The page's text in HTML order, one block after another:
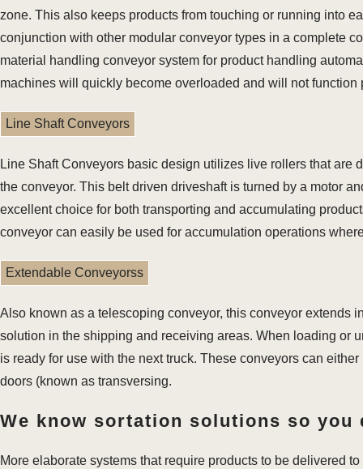
zone. This also keeps products from touching or running into
conjunction with other modular conveyor types in a complete
material handling conveyor system for product handling
machines will quickly become overloaded and will not function
Line Shaft Conveyors
Line Shaft Conveyors basic design utilizes live rollers that are
the conveyor. This belt driven driveshaft is turned by a motor
excellent choice for both transporting and accumulating
conveyor can easily be used for accumulation operations
Extendable Conveyorss
Also known as a telescoping conveyor, this conveyor extends
solution in the shipping and receiving areas. When loading or
is ready for use with the next truck. These conveyors can
doors (known as transversing.
We know sortation solutions so you
More elaborate systems that require products to be delivered